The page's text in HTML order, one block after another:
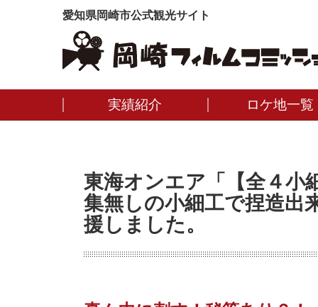
愛知県岡崎市公式観光サイト
実績紹介 ロケ地一覧
東海オンエア「【全４小
集無しの小細工で捏造出
援しました。